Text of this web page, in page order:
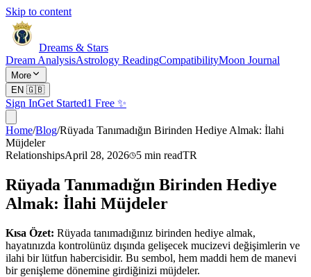
Skip to content
Dreams & Stars
Dream AnalysisAstrology ReadingCompatibilityMoon Journal
More
EN 🇬🇧
Sign InGet Started1 Free ✨
Home/Blog/Rüyada Tanımadığın Birinden Hediye Almak: İlahi
Müjdeler
RelationshipsApril 28, 2026 5 min readTR
Rüyada Tanımadığın Birinden Hediye
Almak: İlahi Müjdeler
Kısa Özet: Rüyada tanımadığınız birinden hediye almak,
hayatınızda kontrolünüz dışında gelişecek mucizevi değişimlerin ve
ilahi bir lütfun habercisidir. Bu sembol, hem maddi hem de manevi
bir genişleme dönemine girdiğinizi müjdeler.